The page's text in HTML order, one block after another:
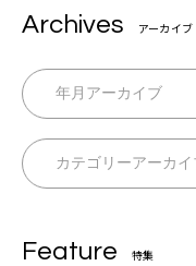
Archives アーカイブ
Feature 特集